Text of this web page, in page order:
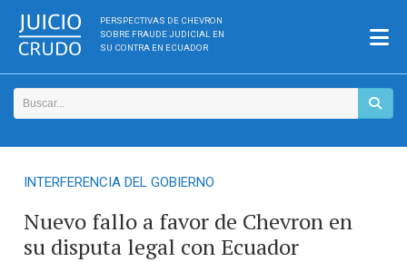
PERSPECTIVAS DE CHEVRON
SOBRE FRAUDE JUDICIAL EN
SU CONTRA EN ECUADOR
INTERFERENCIA DEL GOBIERNO
Nuevo fallo a favor de Chevron en
su disputa legal con Ecuador